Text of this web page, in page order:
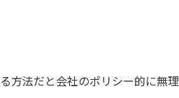
方法だと会社のポリシー的に無理